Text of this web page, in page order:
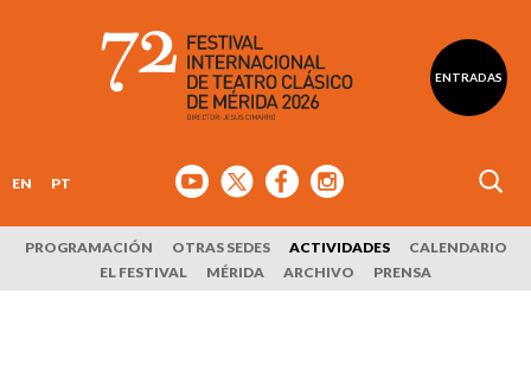
ENTRADAS
EN PT
PROGRAMACIÓN OTRAS SEDES ACTIVIDADES
CALENDARIO
EL FESTIVAL
MÉRIDA ARCHIVO PRENSA